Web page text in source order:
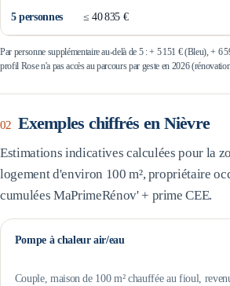
5personnes ≤40 835 €
Par personne supplémentaire au-delà de 5 : + 5 151 €(Bleu), + 6
profil Rose n'a pas accès au parcours par geste en 2026
02 Exemples chiffrés en Nièvre
Estimations indicatives calculées pour la
logement d'environ 100 m², propriétaire
cumulées MaPrimeRénov' + prime CEE.
Pompe à chaleur air/eau
Couple, maison de 100 m² chauffée au fioul,